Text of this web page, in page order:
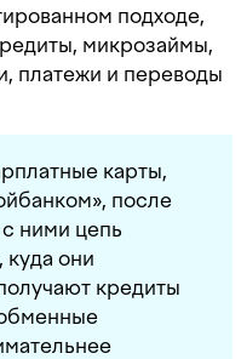
подходе,
микрозаймы,
платежи и переводы
карты,
после
ними цепь
они
кредиты